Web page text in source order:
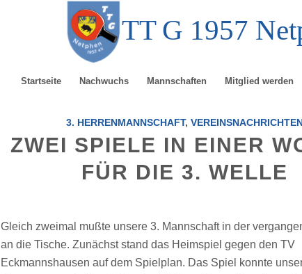
TTG 1957
Startseite Nachwuchs Mannschaften Mitglied werden
3. HERRENMANNSCHAFT,
ZWEI SPIELE IN EINER
FÜR DIE 3. WELLE
Gleich zweimal mußte unsere 3. Mannschaft in der
an die Tische. Zunächst stand das Heimspiel gegen den TV
Eckmannshausen auf dem Spielplan. Das Spiel konnte